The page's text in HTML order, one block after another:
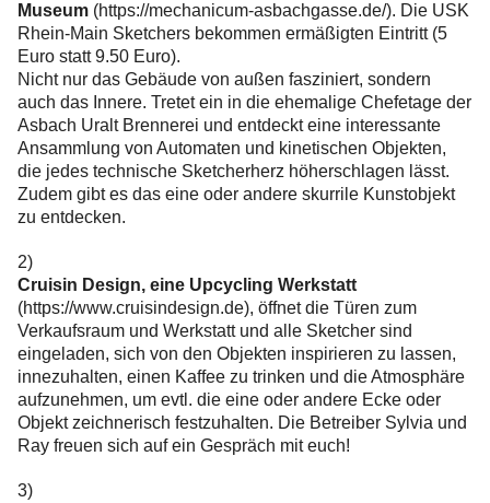
Museum (https://mechanicum-asbachgasse.de/). Die USK
Rhein-Main Sketchers bekommen ermäßigten Eintritt (5
Euro statt 9.50 Euro).
Nicht nur das Gebäude von außen fasziniert, sondern
auch das Innere. Tretet ein in die ehemalige Chefetage der
Asbach Uralt Brennerei und entdeckt eine interessante
Ansammlung von Automaten und kinetischen Objekten,
die jedes technische Sketcherherz höherschlagen lässt.
Zudem gibt es das eine oder andere skurrile Kunstobjekt
zu entdecken.
2)
Cruisin Design, eine Upcycling Werkstatt
(https://www.cruisindesign.de), öffnet die Türen zum
Verkaufsraum und Werkstatt und alle Sketcher sind
eingeladen, sich von den Objekten inspirieren zu lassen,
innezuhalten, einen Kaffee zu trinken und die Atmosphäre
aufzunehmen, um evtl. die eine oder andere Ecke oder
Objekt zeichnerisch festzuhalten. Die Betreiber Sylvia und
Ray freuen sich auf ein Gespräch mit euch!
3)